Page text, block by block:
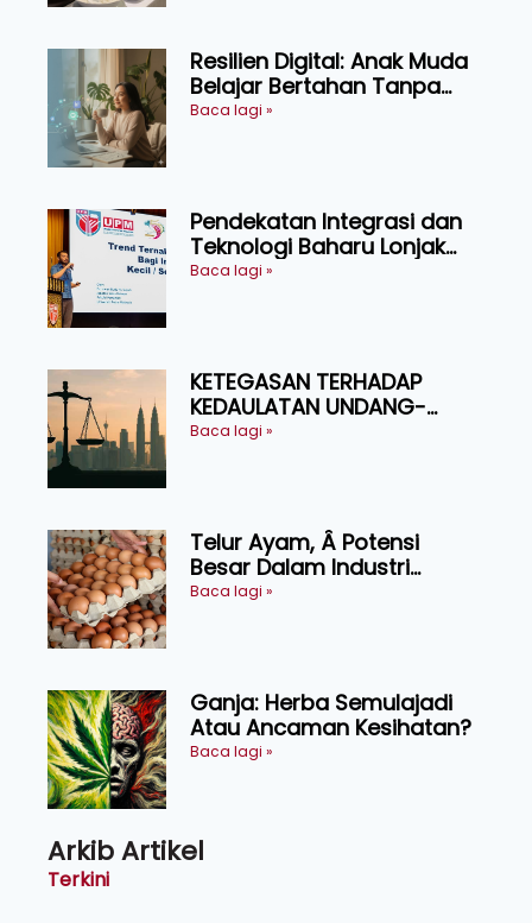
Resilien Digital: Anak Muda
Belajar Bertahan Tanpa
Perlu Menekan Diri
Baca lagi »
Pendekatan Integrasi dan
Teknologi Baharu Lonjak
Produktiviti Ternakan
Baca lagi »
KETEGASAN TERHADAP
KEDAULATAN UNDANG-
UNDANG ASAS KEPADA
Baca lagi »
Telur Ayam, Â Potensi
Besar Dalam Industri
Makanan, Kosmetik dan
Baca lagi »
Ganja: Herba Semulajadi
Atau Ancaman Kesihatan?
Baca lagi »
Arkib Artikel
Terkini